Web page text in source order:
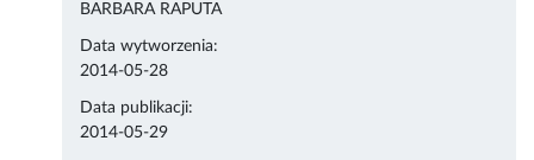
BARBARA RAPUTA
Data wytworzenia:
2014-05-28
Data publikacji:
2014-05-29